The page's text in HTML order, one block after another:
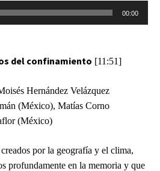
00:00
del confinamiento [11:51]
Hernández Velázquez
(México), Matías Corno
(México)
por la geografía y el clima,
profundamente en la memoria y que